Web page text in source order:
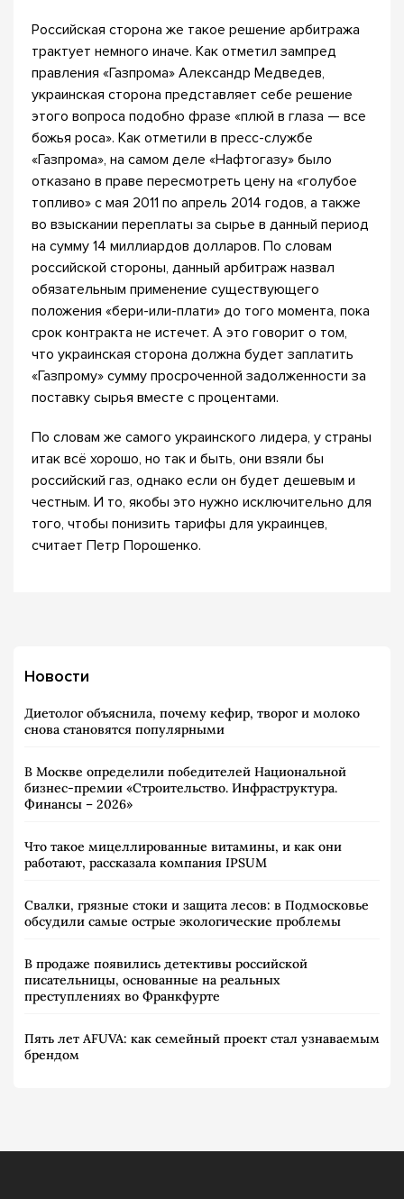
Российская сторона же такое решение арбитража
трактует немного иначе. Как отметил зампред
правления «Газпрома» Александр Медведев,
украинская сторона представляет себе решение
этого вопроса подобно фразе «плюй в глаза — все
божья роса». Как отметили в пресс-службе
«Газпрома», на самом деле «Нафтогазу» было
отказано в праве пересмотреть цену на «голубое
топливо» с мая 2011 по апрель 2014 годов, а также
во взыскании переплаты за сырье в данный период
на сумму 14 миллиардов долларов. По словам
российской стороны, данный арбитраж назвал
обязательным применение существующего
положения «бери-или-плати» до того момента, пока
срок контракта не истечет. А это говорит о том,
что украинская сторона должна будет заплатить
«Газпрому» сумму просроченной задолженности за
поставку сырья вместе с процентами.
По словам же самого украинского лидера, у страны
итак всё хорошо, но так и быть, они взяли бы
российский газ, однако если он будет дешевым и
честным. И то, якобы это нужно исключительно для
того, чтобы понизить тарифы для украинцев,
считает Петр Порошенко.
Новости
Диетолог объяснила, почему кефир, творог и молоко
снова становятся популярными
В Москве определили победителей Национальной
бизнес-премии «Строительство. Инфраструктура.
Финансы – 2026»
Что такое мицеллированные витамины, и как они
работают, рассказала компания IPSUM
Свалки, грязные стоки и защита лесов: в Подмосковье
обсудили самые острые экологические проблемы
В продаже появились детективы российской
писательницы, основанные на реальных
преступлениях во Франкфурте
Пять лет AFUVA: как семейный проект стал узнаваемым
брендом